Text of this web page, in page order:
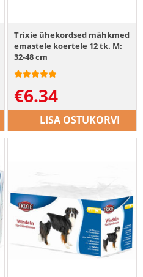
Trixie ühekordsed mähkmed
emastele koertele 12 tk. M:
32-48 cm
€6.34
LISA OSTUKORVI